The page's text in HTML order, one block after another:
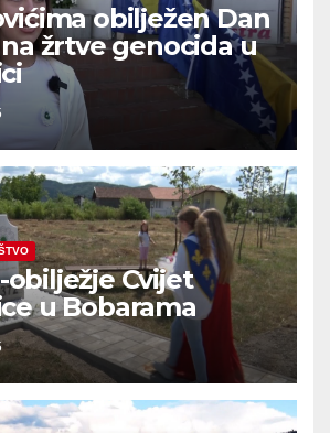
obilježen Dan
žrtve genocida u
Cvijet
u Bobarama